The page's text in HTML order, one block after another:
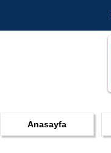
Anasayfa